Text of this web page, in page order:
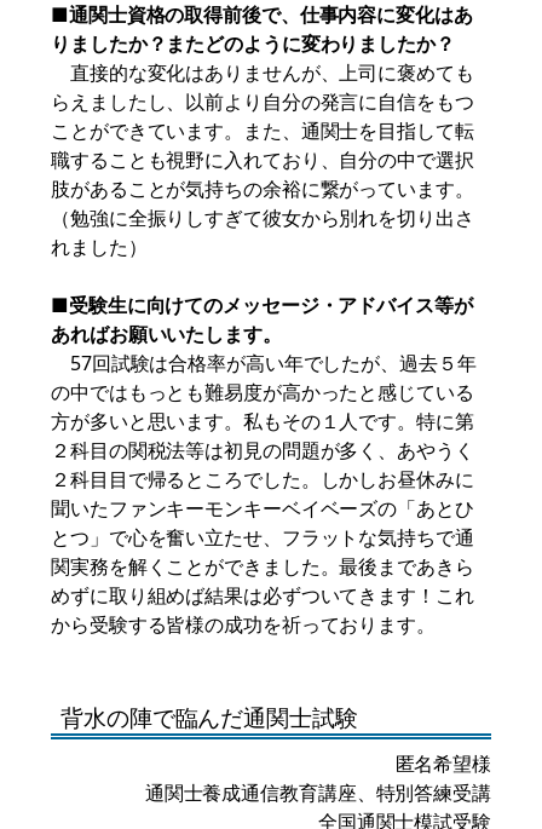
■通関士資格の取得前後で、仕事内容に変化はあ
りましたか？またどのように変わりましたか？
直接的な変化はありませんが、上司に褒めても
らえましたし、以前より自分の発言に自信をもつ
ことができています。また、通関士を目指して転
職することも視野に入れており、自分の中で選択
肢があることが気持ちの余裕に繋がっています。
（勉強に全振りしすぎて彼女から別れを切り出さ
れました）
■受験生に向けてのメッセージ・アドバイス等が
あればお願いいたします。
57回試験は合格率が高い年でしたが、過去５年
の中ではもっとも難易度が高かったと感じている
方が多いと思います。私もその１人です。特に第
２科目の関税法等は初見の問題が多く、あやうく
２科目目で帰るところでした。しかしお昼休みに
聞いたファンキーモンキーベイベーズの「あとひ
とつ」で心を奮い立たせ、フラットな気持ちで通
関実務を解くことができました。最後まであきら
めずに取り組めば結果は必ずついてきます！これ
から受験する皆様の成功を祈っております。
背水の陣で臨んだ通関士試験
匿名希望様
通関士養成通信教育講座、特別答練受講
全国通関士模試受験